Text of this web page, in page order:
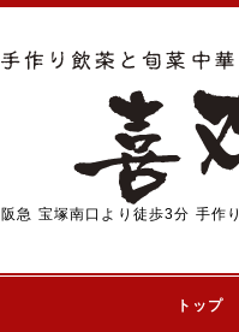
阪急 宝塚南口より徒歩3分 手作
トップ